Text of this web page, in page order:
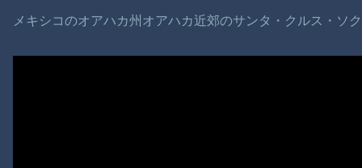
メキシコのオアハカ州オアハカ近郊のサンタ・クルス・ソ